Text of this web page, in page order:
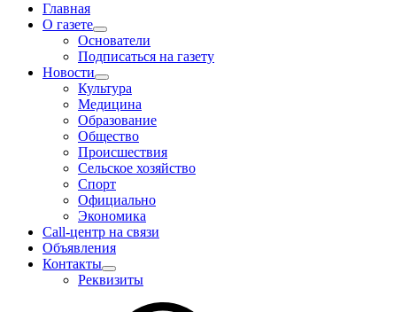
Главная
О газете
Основатели
Подписаться на газету
Новости
Культура
Медицина
Образование
Общество
Происшествия
Сельское хозяйство
Спорт
Официально
Экономика
Call-центр на связи
Объявления
Контакты
Реквизиты